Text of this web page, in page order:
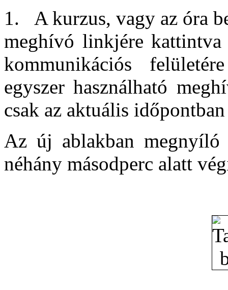
1. A kurzus, vagy az óra
meghívó linkjére
kommunikációs
egyszer használható
csak az aktuális
Az új ablakban
néhány másodperc alatt